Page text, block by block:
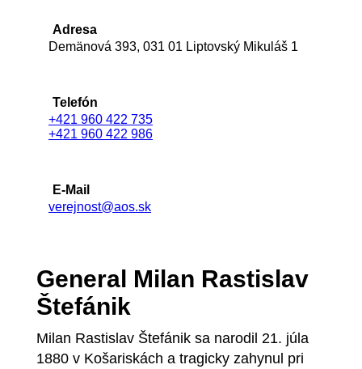
Adresa
Demänová 393, 031 01 Liptovský Mikuláš 1
Telefón
+421 960 422 735
+421 960 422 986
E-Mail
verejnost@aos.sk
General Milan Rastislav
Štefánik
Milan Rastislav Štefánik sa narodil 21. júla
1880 v Košariskách a tragicky zahynul pri